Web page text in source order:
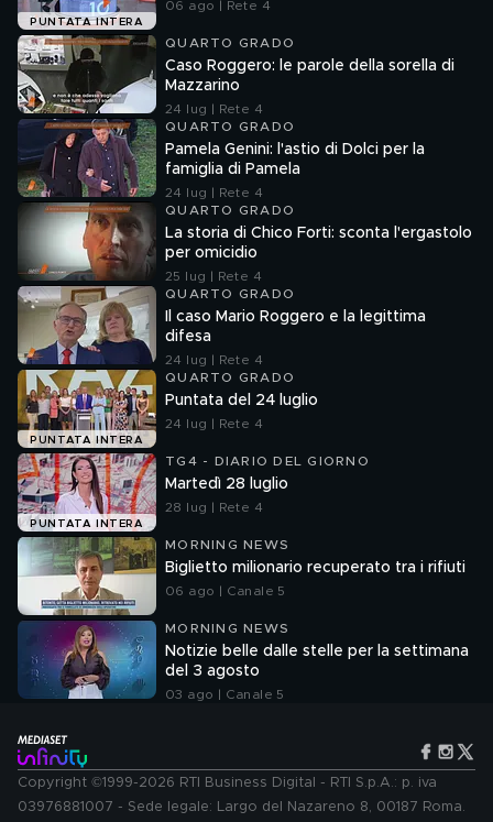
PUNTATA INTERA
06 ago | Rete 4
QUARTO GRADO
Caso Roggero: le parole della sorella di
Mazzarino
24 lug | Rete 4
QUARTO GRADO
Pamela Genini: l'astio di Dolci per la
famiglia di Pamela
24 lug | Rete 4
QUARTO GRADO
La storia di Chico Forti: sconta l'ergastolo
per omicidio
25 lug | Rete 4
QUARTO GRADO
Il caso Mario Roggero e la legittima
difesa
24 lug | Rete 4
PUNTATA INTERA
QUARTO GRADO
Puntata del 24 luglio
24 lug | Rete 4
PUNTATA INTERA
TG4 - DIARIO DEL GIORNO
Martedì 28 luglio
28 lug | Rete 4
MORNING NEWS
Biglietto milionario recuperato tra i rifiuti
06 ago | Canale 5
MORNING NEWS
Notizie belle dalle stelle per la settimana
del 3 agosto
03 ago | Canale 5
Copyright ©1999-2026 RTI Business Digital - RTI S.p.A.: p. iva
03976881007 - Sede legale: Largo del Nazareno 8, 00187 Roma.